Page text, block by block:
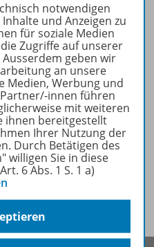
notwendigen
und Anzeigen zu
für soziale Medien
Zugriffe auf unserer
geben wir
an unsere
Medien, Werbung und
innen führen
mit weiteren
ihnen bereitgestellt
Ihrer Nutzung der
Durch Betätigen des
willigen Sie in diese
6 Abs. 1 S. 1 a)